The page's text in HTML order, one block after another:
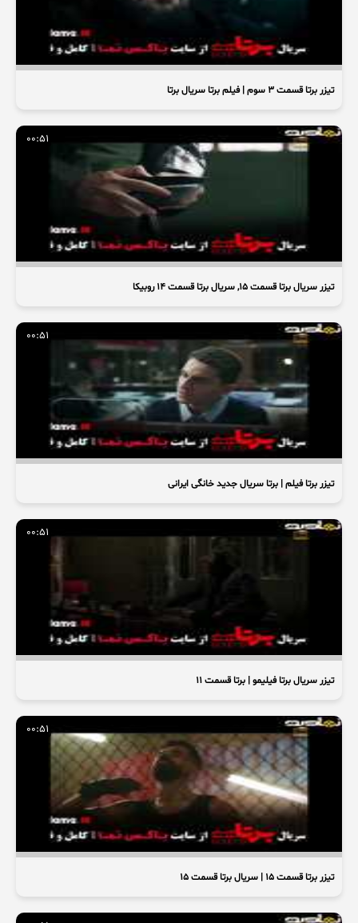
تیزر برتا قسمت ۳ سوم | فیلم برتا سریال برتا
00:51
تیزر سریال برتا قسمت 15, سریال برتا قسمت 14 روبیکا
00:51
تیزر برتا فیلم | برتا سریال جدید خانگی ایرانی
00:51
تیزر سریال برتا فیلیمو | برتا قسمت ۱۱
00:51
تیزر برتا قسمت ۱۵ | سریال برتا قسمت 15